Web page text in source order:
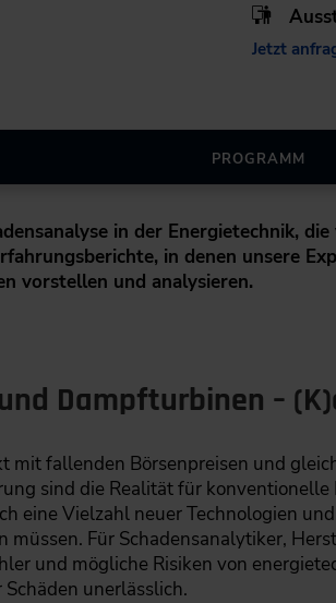
Jetzt
PROGRAMM
in der Energietechnik,
in denen unsere
vorstellen und analysieren.
Dampfturbinen –
mit fallenden Börsenpreisen und
sind die Realität für
eine Vielzahl neuer Technologien
Für Schadensanalytiker,
und mögliche Risiken von
unerlässlich.